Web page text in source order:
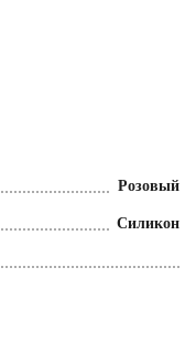
Розовый
Силикон